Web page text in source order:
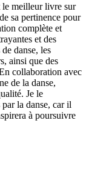
meilleur livre sur
sa pertinence pour
complète et
et des
danse, les
ainsi que des
collaboration avec
de la danse,
Je le
la danse, car il
à poursuivre